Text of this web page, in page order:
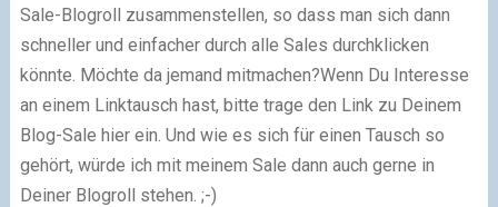
Sale-Blogroll zusammenstellen, so dass man sich dann
schneller und einfacher durch alle Sales durchklicken
könnte. Möchte da jemand mitmachen?Wenn Du Interesse
an einem Linktausch hast, bitte trage den Link zu Deinem
Blog-Sale hier ein. Und wie es sich für einen Tausch so
gehört, würde ich mit meinem Sale dann auch gerne in
Deiner Blogroll stehen. ;-)